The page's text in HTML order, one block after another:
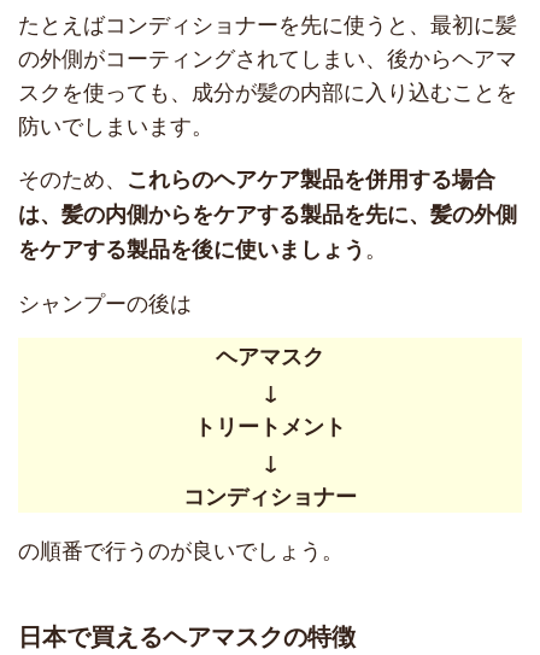
たとえばコンディショナーを先に使うと、最初に髪
の外側がコーティングされてしまい、後からヘアマ
スクを使っても、成分が髪の内部に入り込むことを
防いでしまいます。
そのため、 これらのヘアケア製品を併用する場合
は、髪の内側からをケアする製品を先に、髪の外側
をケアする製品を後に使いましょう。
シャンプーの後は
ヘアマスク
↓
トリートメント
↓
コンディショナー
の順番で行うのが良いでしょう。
日本で買えるヘアマスクの特徴